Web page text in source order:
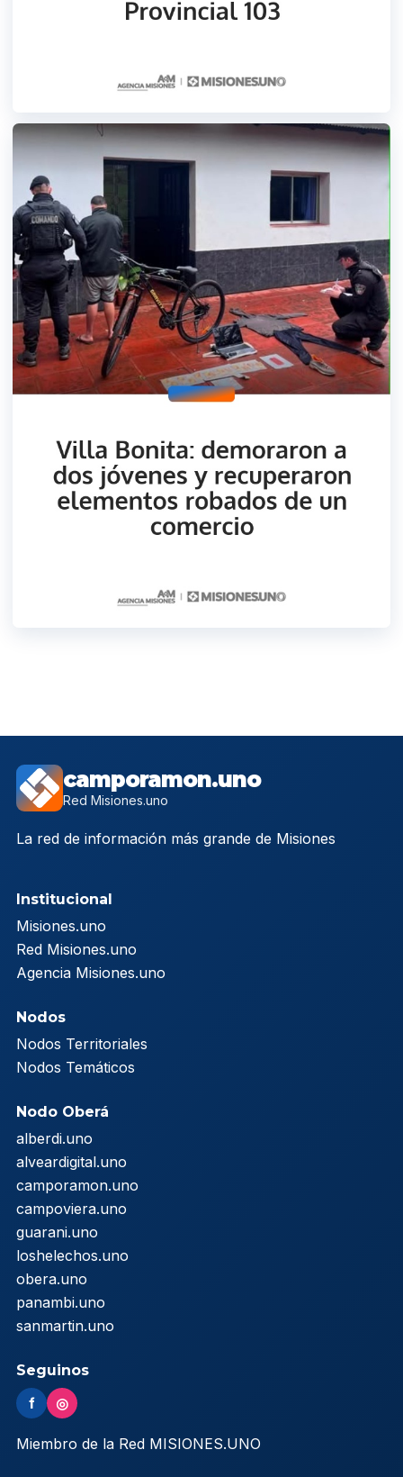
camporamon.uno
Red Misiones.uno
La red de información más grande de Misiones
Institucional
Misiones.uno
Red Misiones.uno
Agencia Misiones.uno
Nodos
Nodos Territoriales
Nodos Temáticos
Nodo Oberá
alberdi.uno
alveardigital.uno
camporamon.uno
campoviera.uno
guarani.uno
loshelechos.uno
obera.uno
panambi.uno
sanmartin.uno
Seguinos
f ◎
Miembro de la Red MISIONES.UNO